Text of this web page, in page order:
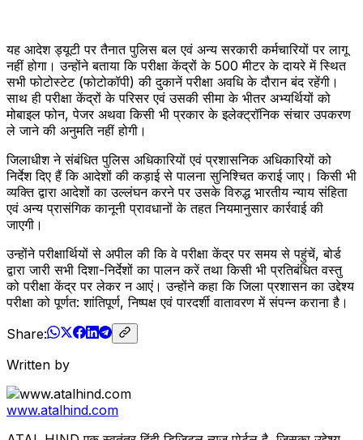
यह आदेश ड्यूटी पर तैनात पुलिस बल एवं अन्य सरकारी कर्मचारियों पर लागू
नहीं होगा। उन्होंने बताया कि परीक्षा केंद्रों के 500 मीटर के दायरे में स्थित
सभी फोटोस्टेट (फोटोकॉपी) की दुकानें परीक्षा अवधि के दौरान बंद रहेंगी।
साथ ही परीक्षा केंद्रों के परिसर एवं उसकी सीमा के भीतर अभ्यर्थियों को
मोबाइल फोन, पेजर अथवा किसी भी प्रकार के इलेक्ट्रॉनिक संचार उपकरण
ले जाने की अनुमति नहीं होगी।
जिलाधीश ने संबंधित पुलिस अधिकारियों एवं प्रशासनिक अधिकारियों को
निर्देश दिए हैं कि आदेशों की कड़ाई से पालना सुनिश्चित कराई जाए। किसी भी
व्यक्ति द्वारा आदेशों का उल्लंघन करने पर उसके विरुद्ध भारतीय न्याय संहिता
एवं अन्य प्रासंगिक कानूनी प्रावधानों के तहत नियमानुसार कार्रवाई की
जाएगी।
उन्होंने परीक्षार्थियों से अपील की कि वे परीक्षा केंद्र पर समय से पहुंचें, बोर्ड
द्वारा जारी सभी दिशा-निर्देशों का पालन करें तथा किसी भी प्रतिबंधित वस्तु
को परीक्षा केंद्र पर लेकर न आएं। उन्होंने कहा कि जिला प्रशासन का उद्देश्य
परीक्षा को पूर्णत: शांतिपूर्ण, निष्पक्ष एवं पारदर्शी वातावरण में संपन्न कराना है।
Share:
Written by
www.atalhind.com